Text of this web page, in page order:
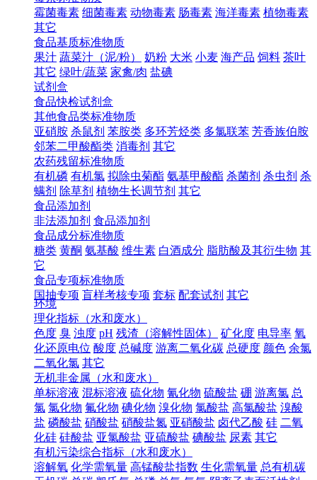
霉菌毒素 细菌毒素 动物毒素 肠毒素 海洋毒素 植物毒素
其它
食品基质标准物质
果汁 蔬菜汁（泥/粉） 奶粉 大米 小麦 海产品 饲料 茶叶
其它 绿叶/蔬菜 家禽/肉 盐碘
试剂盒
食品快检试剂盒
其他食品类标准物质
亚硝胺 杀鼠剂 苯胺类 多环芳烃类 多氯联苯 芳香族伯胺
邻苯二甲酸酯类 消毒剂 其它
农药残留标准物质
有机磷 有机氯 拟除虫菊酯 氨基甲酸酯 杀菌剂 杀虫剂 杀
螨剂 除草剂 植物生长调节剂 其它
食品添加剂
非法添加剂 食品添加剂
食品成分标准物质
糖类 黄酮 氨基酸 维生素 白酒成分 脂肪酸及其衍生物 其
它
食品专项标准物质
国抽专项 盲样考核专项 套标 配套试剂 其它
环境
理化指标（水和废水）
色度 臭 浊度 pH 残渣（溶解性固体） 矿化度 电导率 氧
化还原电位 酸度 总碱度 游离二氧化碳 总硬度 颜色 余氯
二氧化氯 其它
无机非金属（水和废水）
单标溶液 混标溶液 硫化物 氰化物 硫酸盐 硼 游离氯 总
氯 氯化物 氟化物 碘化物 溴化物 氯酸盐 高氯酸盐 溴酸
盐 磷酸盐 硝酸盐 硝酸盐氮 亚硝酸盐 卤代乙酸 硅 二氧
化硅 硅酸盐 亚氯酸盐 亚硫酸盐 碘酸盐 尿素 其它
有机污染综合指标（水和废水）
溶解氧 化学需氧量 高锰酸盐指数 生化需氧量 总有机碳